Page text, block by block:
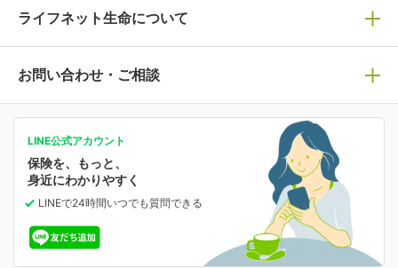
保険の基礎知識や選び方を解説！
人生のステージに必要な保険がわかる！
保険ジャンバラヤ
あなたの人生と保険選びのためのWebメディア
選ばれる理由・評判
ライフネット生命の特長
ライフネット生命が選ばれる理由がわかる！
万が一に備える
病気や手術に備える
がん保険
がんに備える
女性保険
女性特有の病気に備える
就業不能保険
就業不能状態に備える
マイページログイン
ご契約内容の確認
お客さま情報の確認・変更
保険料の支払い方法の変更
中断したお申し込みの再開
お申し込み後の状況確認
減額・解約・追加契約の申し込み など
ライフネット生命について
ライフネット生命についてトップ
会社情報
業績・財務情報
保険金等の支払状況
お問い合わせ・ご相談
保険相談サービス
よくあるご質問
LINE公式アカウント
保険を、もっと、
身近にわかりやすく
LINEで24時間いつでも質問できる